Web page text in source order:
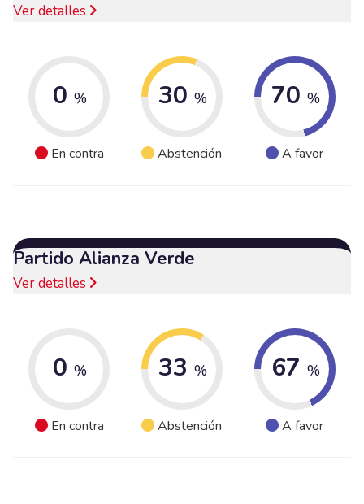
Ver detalles
0 %
En contra
30 %
Abstención
70 %
A favor
Partido Alianza Verde
Ver detalles
0 %
En contra
33 %
Abstención
67 %
A favor